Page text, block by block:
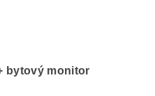
bytový monitor